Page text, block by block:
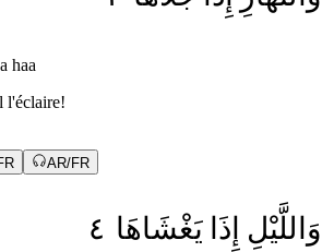
haa
l'éclaire!
AR/FR
وَاللَّيْلِ إِذَا يَغْشَاهَا ٤